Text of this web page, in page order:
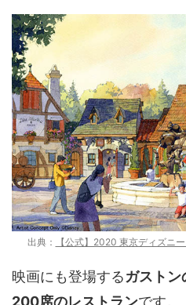
出典： 【公式】2020 東京ディズニ
映画にも登場するガスト
200席のレストランです。